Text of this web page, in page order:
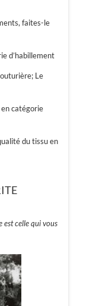
faites-le
d’habillement
Le
catégorie
du tissu en
est celle qui vous